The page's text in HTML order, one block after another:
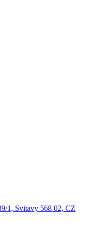
1, Svitavy 568 02, CZ